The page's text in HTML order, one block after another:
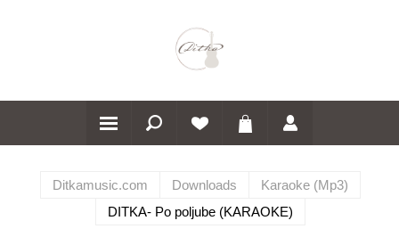
Ditkamusic.com Downloads
Karaoke (Mp3)
DITKA- Po poljube (KARAOKE)